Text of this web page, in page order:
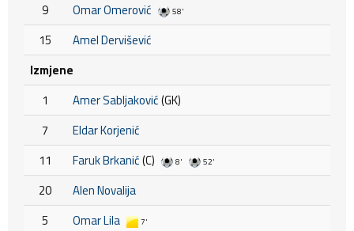
9
Omar Omerović 58'
15
Amel Dervišević
Izmjene
1
Amer Sabljaković(GK)
7
Eldar Korjenić
11
Faruk Brkanić(C) 8' 52'
20
Alen Novalija
5
Omar Lila 7'